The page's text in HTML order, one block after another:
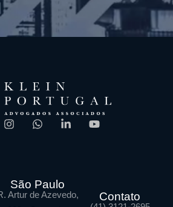
São Paulo
Artur de Azevedo,
Contato